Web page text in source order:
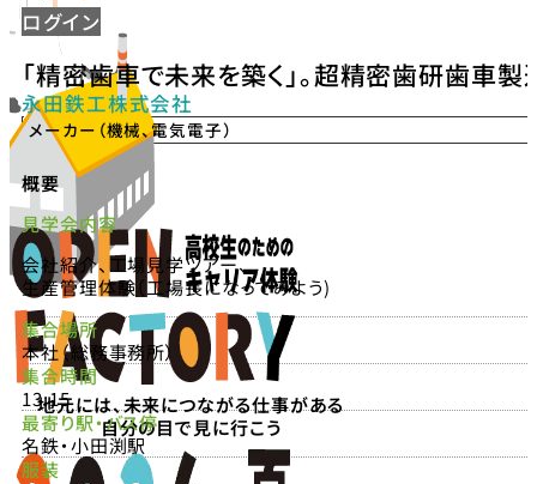
地元には、未来につながる仕事がある
自分の目で見に行こう
ログイン
「精密歯車で未来を築く」。超精密歯研歯車
永田鉄工株式会社
メーカー（機械、電気電子）
概要
見学会内容
会社紹介、工場見学ツアー、
生産管理体験（工場長になってみよう)
集合場所
本社（総務事務所）
集合時間
13:15
最寄り駅・バス停
名鉄・小田渕駅
服装